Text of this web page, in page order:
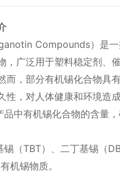
Compounds）是
，广泛用于塑料稳定剂、
而，部分有机锡化合物具
性，对人体健康和环境造
中有机锡化合物的含量
（TBT）、二丁基锡（
机锡物质。